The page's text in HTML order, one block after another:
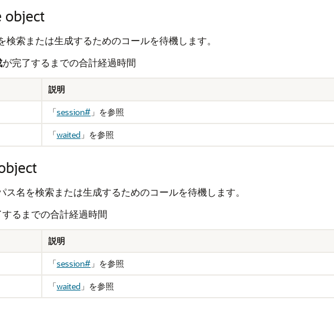
object
索または生成するためのコールを待機します。
が完了するまでの合計経過時間
説明
「session# 」 を参照
「waited 」 を参照
名を検索または生成するためのコールを待機します。
するまでの合計経過時間
説明
「session# 」 を参照
「waited 」 を参照